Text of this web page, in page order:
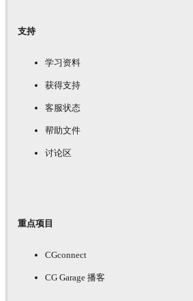
支持
学习资料
获得支持
客服状态
帮助文件
讨论区
重点项目
CGconnect
CG Garage 播客